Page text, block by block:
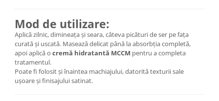
Mod de utilizare:
Aplică zilnic, dimineața și seara, câteva picături de ser pe fața
curată și uscată. Masează delicat până la absorbția completă,
apoi aplică o cremă hidratantă MCCM pentru a completa
tratamentul.
Poate fi folosit și înaintea machiajului, datorită texturii sale
ușoare și finisajului satinat.